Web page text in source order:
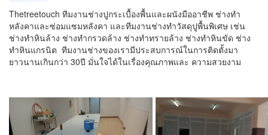
Thetreetouch ทีมงานช่างปูกระเบื้องพื้นและผนังมืออาชีพ ช่างทำ
หลังคาและซ่อมแซมหลังคา และทีมงานช่างทำวัสดุปูพื้นพิเศษ เช่น
ช่างทำหินล้าง ช่างทำกรวดล้าง ช่างทำทรายล้าง ช่างทำหินขัด ช่าง
ทำหินแกรนิต ทีมงานช่างของเรามีประสบการณ์ในการติดตั้งมา
ยาวนานเกินกว่า 30ปี มั่นใจได้ในเรื่องคุณภาพและ ความสวยงาม